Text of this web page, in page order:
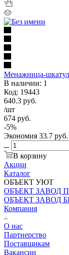
Менажница-
В наличии: 1
Код: 19443
640.3 руб.
/шт
674 руб.
-5%
Экономия 33.7 руб.
В корзину
Акции
Каталог
ОБЪЕКТ УЮТ
ОБЪЕКТ ЗАВОД
ОБЪЕКТ ЗАВОД
Компания
О нас
Партнерство
Поставщикам
Вакансии